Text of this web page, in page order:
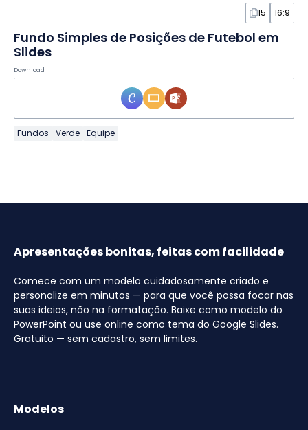
15 16:9
Fundo Simples de Posições de Futebol em
Slides
Download
Fundos Verde Equipe
Apresentações bonitas, feitas com facilidade
Comece com um modelo cuidadosamente criado e
personalize em minutos — para que você possa focar nas
suas ideias, não na formatação. Baixe como modelo do
PowerPoint ou use online como tema do Google Slides.
Gratuito — sem cadastro, sem limites.
Modelos